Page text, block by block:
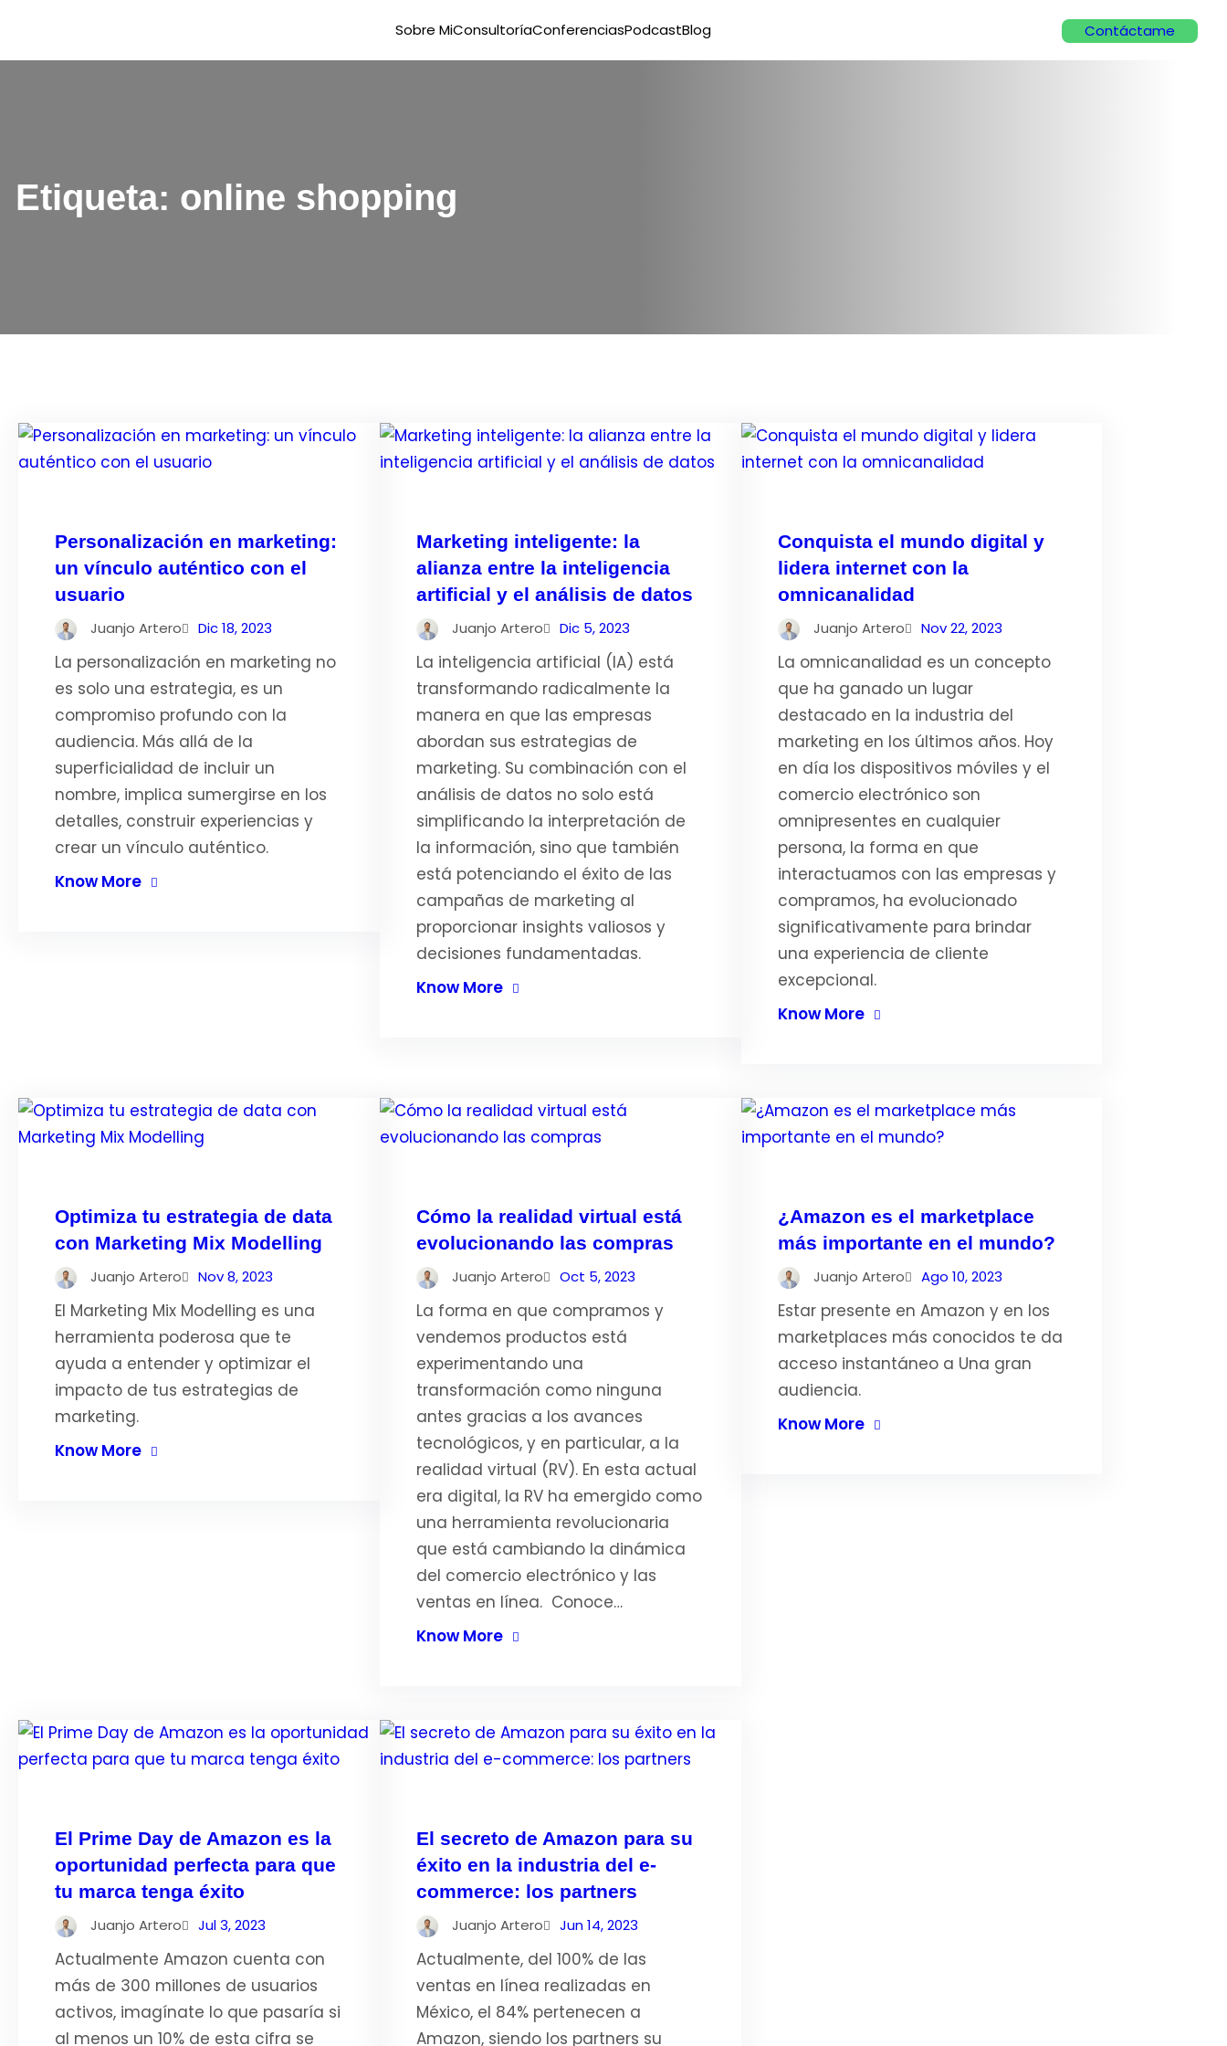
Sobre MiConsultoríaConferenciasPodcastBlog Contáctame
Etiqueta: online shopping
Personalización en marketing:
un vínculo auténtico con el
usuario
Juanjo Artero Dic 18, 2023
La personalización en marketing no
es solo una estrategia, es un
compromiso profundo con la
audiencia. Más allá de la
superficialidad de incluir un
nombre, implica sumergirse en los
detalles, construir experiencias y
crear un vínculo auténtico.
Know More
Marketing inteligente: la
alianza entre la inteligencia
artificial y el análisis de datos
Juanjo Artero Dic 5, 2023
La inteligencia artificial (IA) está
transformando radicalmente la
manera en que las empresas
abordan sus estrategias de
marketing. Su combinación con el
análisis de datos no solo está
simplificando la interpretación de
la información, sino que también
está potenciando el éxito de las
campañas de marketing al
proporcionar insights valiosos y
decisiones fundamentadas.
Know More
Conquista el mundo digital y
lidera internet con la
omnicanalidad
Juanjo Artero Nov 22, 2023
La omnicanalidad es un concepto
que ha ganado un lugar
destacado en la industria del
marketing en los últimos años. Hoy
en día los dispositivos móviles y el
comercio electrónico son
omnipresentes en cualquier
persona, la forma en que
interactuamos con las empresas y
compramos, ha evolucionado
significativamente para brindar
una experiencia de cliente
excepcional.
Know More
Optimiza tu estrategia de data
con Marketing Mix Modelling
Juanjo Artero Nov 8, 2023
El Marketing Mix Modelling es una
herramienta poderosa que te
ayuda a entender y optimizar el
impacto de tus estrategias de
marketing.
Know More
Cómo la realidad virtual está
evolucionando las compras
Juanjo Artero Oct 5, 2023
La forma en que compramos y
vendemos productos está
experimentando una
transformación como ninguna
antes gracias a los avances
tecnológicos, y en particular, a la
realidad virtual (RV). En esta actual
era digital, la RV ha emergido como
una herramienta revolucionaria
que está cambiando la dinámica
del comercio electrónico y las
ventas en línea. Conoce…
Know More
¿Amazon es el marketplace
más importante en el mundo?
Juanjo Artero Ago 10, 2023
Estar presente en Amazon y en los
marketplaces más conocidos te da
acceso instantáneo a Una gran
audiencia.
Know More
El Prime Day de Amazon es la
oportunidad perfecta para que
tu marca tenga éxito
Juanjo Artero Jul 3, 2023
Actualmente Amazon cuenta con
más de 300 millones de usuarios
activos, imagínate lo que pasaría si
al menos un 10% de esta cifra se
El secreto de Amazon para su
éxito en la industria del e-
commerce: los partners
Juanjo Artero Jun 14, 2023
Actualmente, del 100% de las
ventas en línea realizadas en
México, el 84% pertenecen a
Amazon, siendo los partners su